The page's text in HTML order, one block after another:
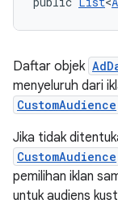
Daftar objek
menyeluruh dari
CustomAudience
Jika tidak
CustomAudience
pemilihan iklan
untuk audiens